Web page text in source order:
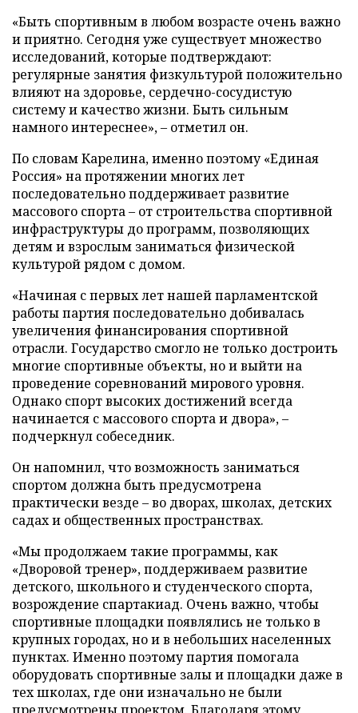
«Быть спортивным в любом возрасте очень важно
и приятно. Сегодня уже существует множество
исследований, которые подтверждают:
регулярные занятия физкультурой положительно
влияют на здоровье, сердечно-сосудистую
систему и качество жизни. Быть сильным
намного интереснее», – отметил он.
По словам Карелина, именно поэтому «Единая
Россия» на протяжении многих лет
последовательно поддерживает развитие
массового спорта – от строительства спортивной
инфраструктуры до программ, позволяющих
детям и взрослым заниматься физической
культурой рядом с домом.
«Начиная с первых лет нашей парламентской
работы партия последовательно добивалась
увеличения финансирования спортивной
отрасли. Государство смогло не только достроить
многие спортивные объекты, но и выйти на
проведение соревнований мирового уровня.
Однако спорт высоких достижений всегда
начинается с массового спорта и двора», –
подчеркнул собеседник.
Он напомнил, что возможность заниматься
спортом должна быть предусмотрена
практически везде – во дворах, школах, детских
садах и общественных пространствах.
«Мы продолжаем такие программы, как
«Дворовой тренер», поддерживаем развитие
детского, школьного и студенческого спорта,
возрождение спартакиад. Очень важно, чтобы
спортивные площадки появлялись не только в
крупных городах, но и в небольших населенных
пунктах. Именно поэтому партия помогала
оборудовать спортивные залы и площадки даже в
тех школах, где они изначально не были